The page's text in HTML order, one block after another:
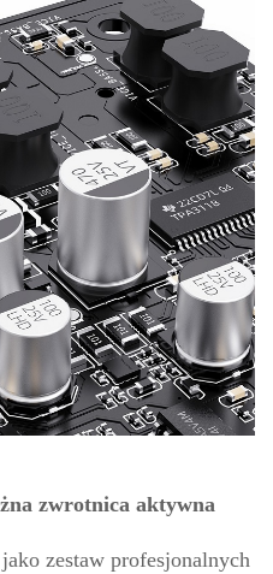
zwrotnica aktywna
zestaw profesjonalnych